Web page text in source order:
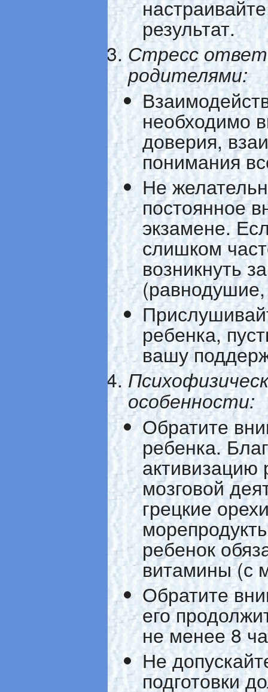
результат.
Стресс
родителями:
необходимо
доверия,
понимания
Не
постоянное
экзамене.
слишком
возникнуть
(равнодушие,
ребенка,
вашу
особенности:
Обратите
ребенка.
активизацию
мозговой
грецкие
ребенок
витамины (с
Обратите
его
не менее 8
Не
подготовки